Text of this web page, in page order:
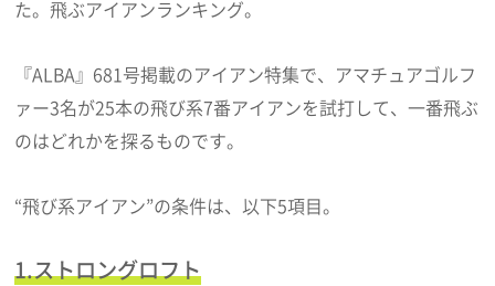
た。飛ぶアイアンランキング。
『ALBA』681号掲載のアイアン特集で、アマチュアゴルフ
ァー3名が25本の飛び系7番アイアンを試打して、一番飛ぶ
のはどれかを探るものです。
“飛び系アイアン”の条件は、以下5項目。
1.ストロングロフト